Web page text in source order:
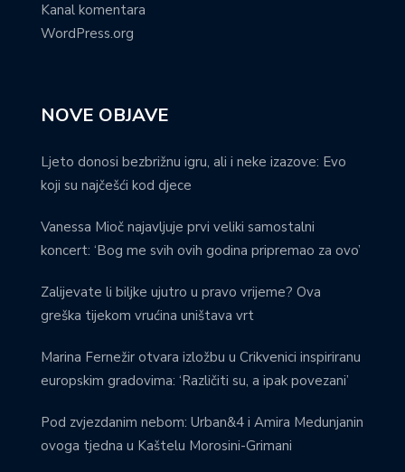
Kanal komentara
WordPress.org
NOVE OBJAVE
Ljeto donosi bezbrižnu igru, ali i neke izazove: Evo
koji su najčešći kod djece
Vanessa Mioč najavljuje prvi veliki samostalni
koncert: ‘Bog me svih ovih godina pripremao za ovo’
Zalijevate li biljke ujutro u pravo vrijeme? Ova
greška tijekom vrućina uništava vrt
Marina Fernežir otvara izložbu u Crikvenici inspiriranu
europskim gradovima: ‘Različiti su, a ipak povezani’
Pod zvjezdanim nebom: Urban&4 i Amira Medunjanin
ovoga tjedna u Kaštelu Morosini-Grimani